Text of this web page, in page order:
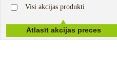
Visi akcijas produkti